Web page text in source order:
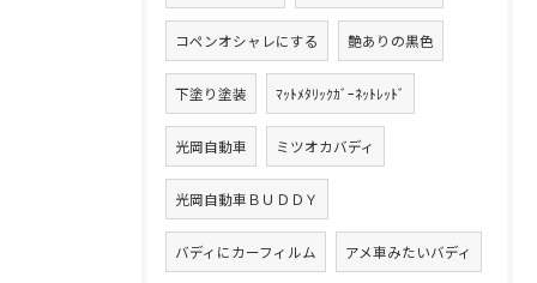
コペンオシャレにする 艶ありの黒色
下塗り塗装 ﾏｯﾄﾒﾀﾘｯｸｶﾞｰﾈｯﾄﾚｯﾄﾞ
光岡自動車 ミツオカバディ
光岡自動車ＢＵＤＤＹ
バディにカーフィルム アメ車みたいバディ